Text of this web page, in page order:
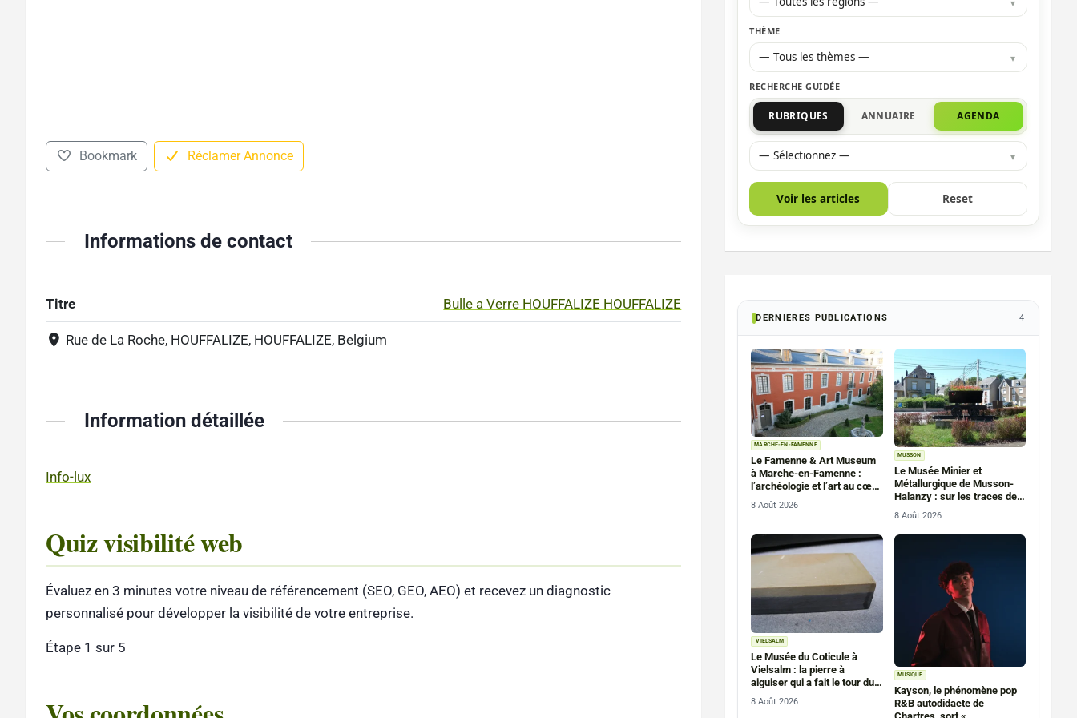
Bookmark Réclamer Annonce
Informations de contact
Titre Bulle a Verre HOUFFALIZE HOUFFALIZE
Rue de La Roche, HOUFFALIZE, HOUFFALIZE, Belgium
Information détaillée
Info-lux
Quiz visibilité web
Évaluez en 3 minutes votre niveau de référencement (SEO, GEO, AEO) et recevez un diagnostic
personnalisé pour développer la visibilité de votre entreprise.
Étape 1 sur 5
THÈME
— Tous les thèmes —
RECHERCHE GUIDÉE
RUBRIQUES ANNUAIRE AGENDA
— Sélectionnez —
Voir les articles Reset
DERNIERES PUBLICATIONS 4
MARCHE-EN-FAMENNE
Le Famenne & Art Museum
à Marche-en-Famenne :
l’archéologie et l’art au cœur
de la Famenne
8 Août 2026
MUSSON
Le Musée Minier et
Métallurgique de Musson-
Halanzy : sur les traces de
la « minette »
8 Août 2026
VIELSALM
Le Musée du Coticule à
Vielsalm : la pierre à
aiguiser qui a fait le tour du
monde
8 Août 2026
MUSIQUE
Kayson, le phénomène pop
R&B autodidacte de